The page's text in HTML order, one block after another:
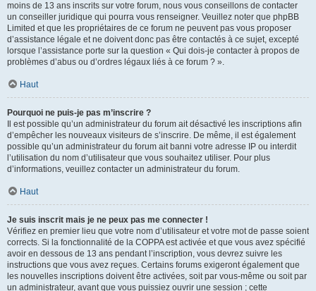
moins de 13 ans inscrits sur votre forum, nous vous conseillons de contacter
un conseiller juridique qui pourra vous renseigner. Veuillez noter que phpBB
Limited et que les propriétaires de ce forum ne peuvent pas vous proposer
d’assistance légale et ne doivent donc pas être contactés à ce sujet, excepté
lorsque l’assistance porte sur la question « Qui dois-je contacter à propos de
problèmes d’abus ou d’ordres légaux liés à ce forum ? ».
Haut
Pourquoi ne puis-je pas m’inscrire ?
Il est possible qu’un administrateur du forum ait désactivé les inscriptions afin
d’empêcher les nouveaux visiteurs de s’inscrire. De même, il est également
possible qu’un administrateur du forum ait banni votre adresse IP ou interdit
l’utilisation du nom d’utilisateur que vous souhaitez utiliser. Pour plus
d’informations, veuillez contacter un administrateur du forum.
Haut
Je suis inscrit mais je ne peux pas me connecter !
Vérifiez en premier lieu que votre nom d’utilisateur et votre mot de passe soient
corrects. Si la fonctionnalité de la COPPA est activée et que vous avez spécifié
avoir en dessous de 13 ans pendant l’inscription, vous devrez suivre les
instructions que vous avez reçues. Certains forums exigeront également que
les nouvelles inscriptions doivent être activées, soit par vous-même ou soit par
un administrateur, avant que vous puissiez ouvrir une session ; cette